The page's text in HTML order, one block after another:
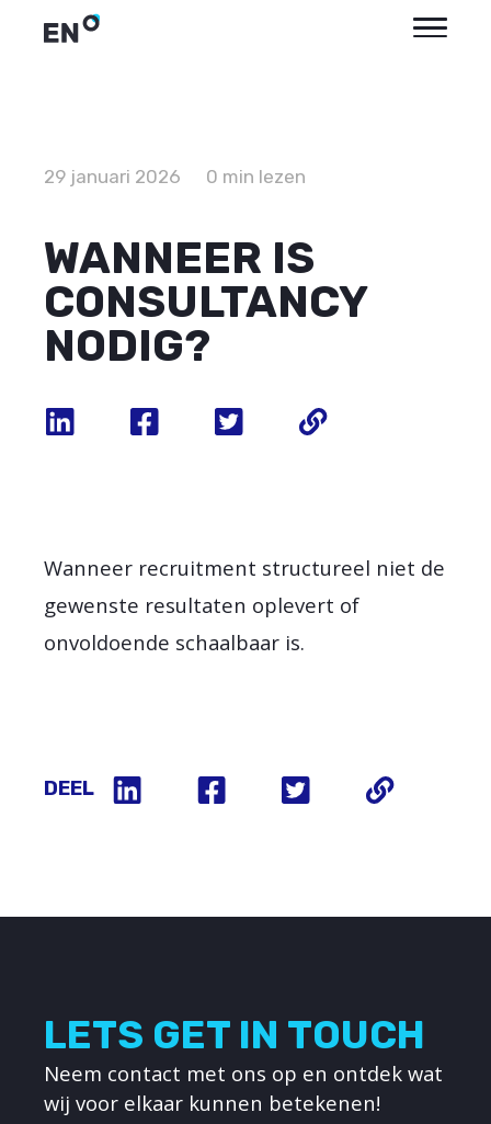
29 januari 2026 0 min lezen
WANNEER IS
CONSULTANCY
NODIG?
Wanneer recruitment structureel niet de
gewenste resultaten oplevert of
onvoldoende schaalbaar is.
DEEL
LETS GET IN TOUCH
Neem contact met ons op en ontdek wat
wij voor elkaar kunnen betekenen!